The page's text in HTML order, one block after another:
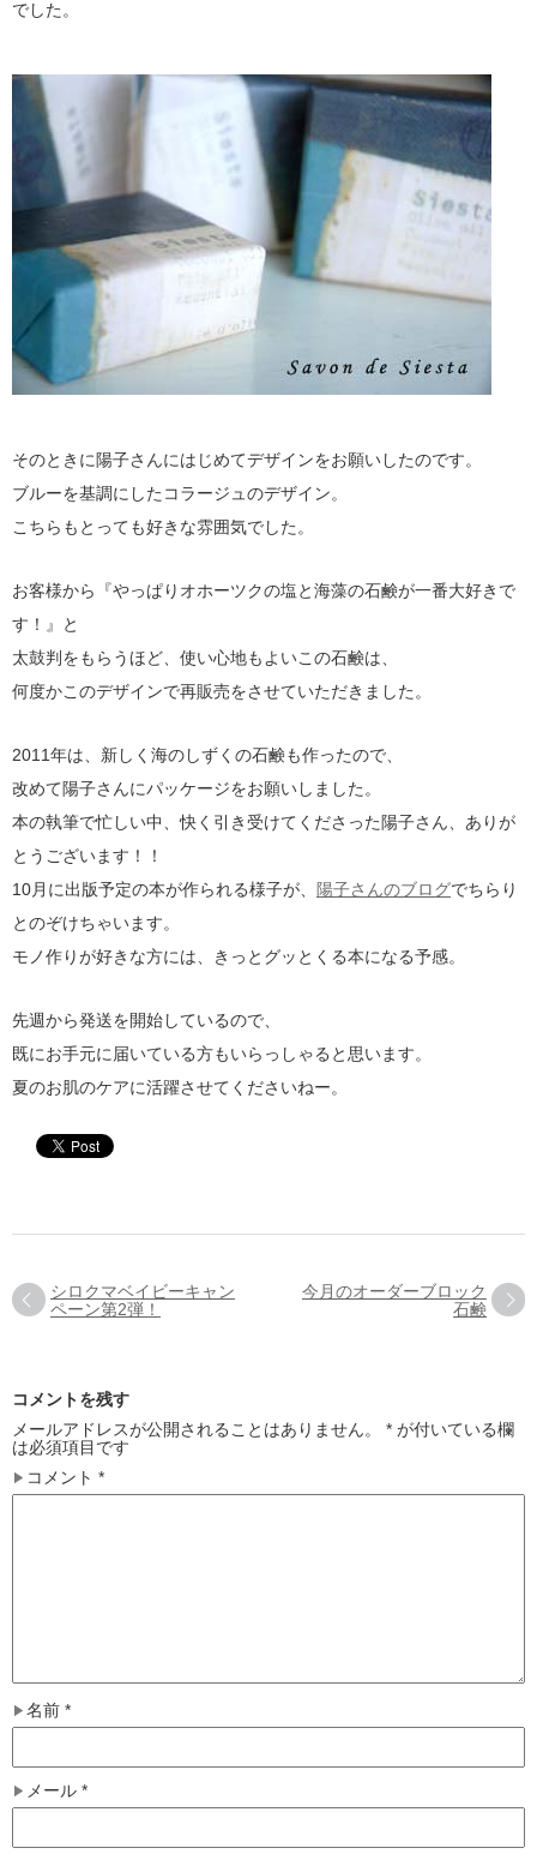
でした。
そのときに陽子さんにはじめてデザインをお願いしたのです。
ブルーを基調にしたコラージュのデザイン。
こちらもとっても好きな雰囲気でした。
お客様から『やっぱりオホーツクの塩と海藻の石鹸が一番大好きで
す！』と
太鼓判をもらうほど、使い心地もよいこの石鹸は、
何度かこのデザインで再販売をさせていただきました。
2011年は、新しく海のしずくの石鹸も作ったので、
改めて陽子さんにパッケージをお願いしました。
本の執筆で忙しい中、快く引き受けてくださった陽子さん、ありが
とうございます！！
10月に出版予定の本が作られる様子が、
陽子さんのブログでちらり
とのぞけちゃいます。
モノ作りが好きな方には、きっとグッとくる本になる予感。
先週から発送を開始しているので、
既にお手元に届いている方もいらっしゃると思います。
夏のお肌のケアに活躍させてくださいねー。
シロクマベイビーキャン
ペーン第2弾！
今月のオーダーブロック
石鹸
コメントを残す
メールアドレスが公開されることはありません。
* が付いている欄
は必須項目です
コメント *
名前 *
メール *